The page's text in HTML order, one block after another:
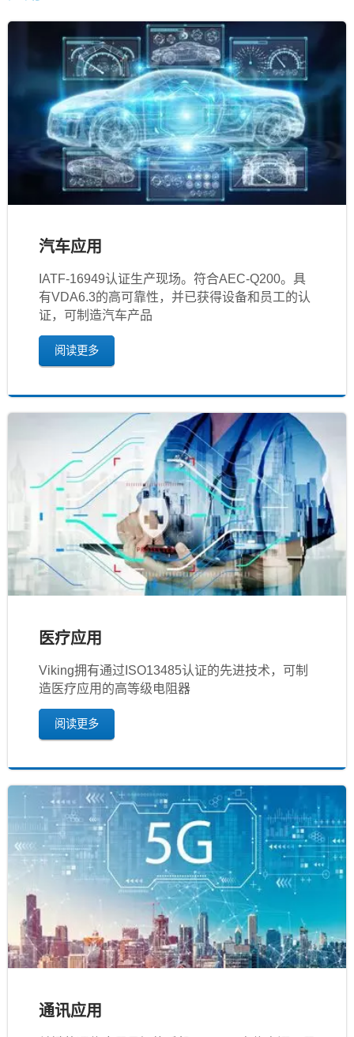
汽车应用
IATF‐16949认证生产现场。符合AEC-Q200。具
有VDA6.3的高可靠性，并已获得设备和员工的认
证，可制造汽车产品
阅读更多
医疗应用
Viking拥有通过ISO13485认证的先进技术，可制
造医疗应用的高等级电阻器
阅读更多
通讯应用